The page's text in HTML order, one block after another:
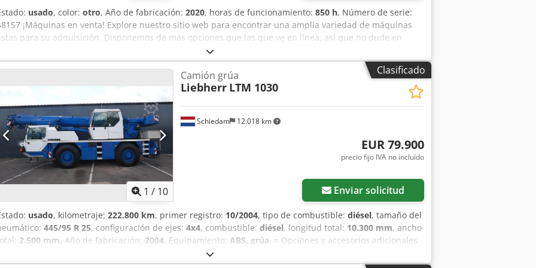
usado, color: otro, Año de fabricación: 2020, horas de funcionamiento: 850 h, Número de serie:
¡Máquinas en venta! Explore nuestro sitio web para encontrar una amplia variedad de máquinas
para su adquisición. Disponemos de más opciones que las que ve en línea, así que no dude en
llamarnos o enviarnos un correo electrónico en cualquier momento. Todas nuestras máquinas están
revisadas y mantenidas para garantizar su fiabilidad. ¿Necesita fotos? Contáctenos y se
las enviaremos de inmediato. Le atendemos en neerlandés, inglés, francés, alemán, español y ruso.
Codexxxhuopfx Acfjrf Descubra nuestra amplia gama de máquinas fiables.
Clasificado
1 / 10
Schiedam 12.018 km
Camión grúa
Liebherr LTM 1030
EUR 79.900
precio fijo IVA no incluído
Enviar solicitud
usado, kilometraje: 222.800 km, primer registro: 10/2004, tipo de combustible: diésel, tamaño del
445/95 R 25, configuración de ejes: 4x4, combustible: diésel, longitud total: 10.300 mm, ancho
2.500 mm, Año de fabricación: 2004, Equipamiento: ABS, grúa, = Opciones y accesorios adicionales
= - Tracción en las cuatro ruedas - Reductora en los bujes - Toma de fuerza (PTO) = Información adicional
Tamaño de los neumáticos: 445/95 R 25 Eje delantero: Dirección; dibujo de los neumáticos, lado